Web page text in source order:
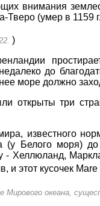
внимания
(умер в 1159
)
до
море должно
открыты три
известного
(у Белого моря)
- Хеллюланд,
этот кусочек
Мирового океана,